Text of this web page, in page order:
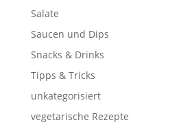
Salate
Saucen und Dips
Snacks & Drinks
Tipps & Tricks
unkategorisiert
vegetarische Rezepte